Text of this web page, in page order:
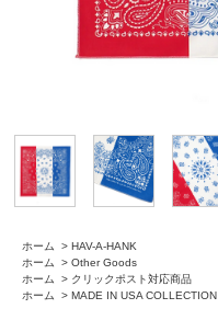
ホーム > HAV-A-HANK
ホーム
> Other Goods
ホーム
> クリックポスト対応商品
ホーム
> MADE IN USA COLLECTION